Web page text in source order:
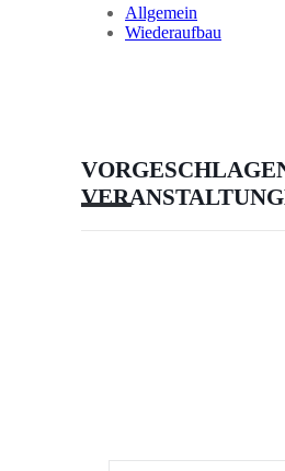
Allgemein
Wiederaufbau